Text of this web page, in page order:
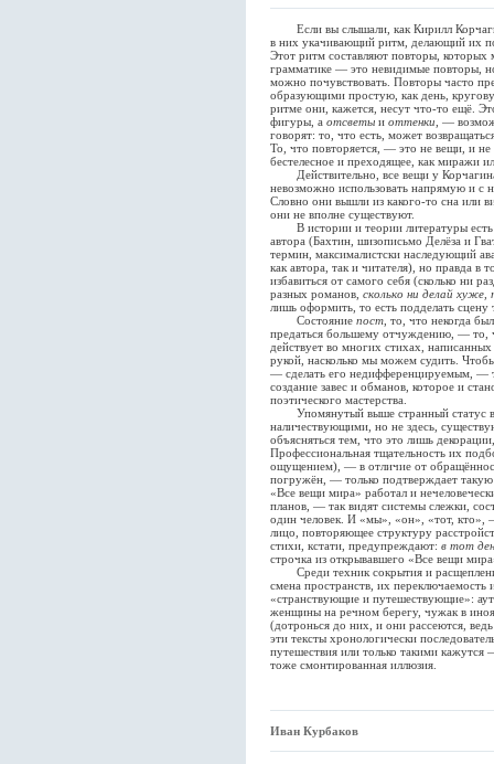
Если вы слышали, как Кирилл
в них укачивающий ритм, делающий их
Этот ритм составляют повторы, которых
грамматике — это невидимые повторы,
можно почувствовать. Повторы часто
образующими простую, как день,
ритме они, кажется, несут что-то ещё.
фигуры, а отсветы и оттенки , —
говорят: то, что есть, может
То, что повторяется, — это не вещи, и
бестелесное и преходящее, как миражи
Действительно, все вещи у
невозможно использовать напрямую и с
Словно они вышли из какого-то сна или
они не вполне существуют.
В истории и теории литературы есть
автора (Бахтин, шизописьмо Делёза и
термин, максималистски наследующий
как автора, так и читателя), но правда в
избавиться от самого себя (сколько ни
разных романов, сколько ни делай
лишь оформить, то есть подделать сцену
Состояние пост , то, что некогда
предаться большему отчуждению, — то,
действует во многих стихах,
рукой, насколько мы можем судить.
— сделать его недифференцируемым, —
создание завес и обманов, которое и
поэтического мастерства.
Упомянутый выше странный статус
наличествующими, но не здесь,
объясняться тем, что это лишь
Профессиональная тщательность их
ощущением), — в отличие от
погружён, — только подтверждает
«Все вещи мира» работал и
планов, — так видят системы слежки,
один человек. И «мы», «он», «тот, кто»,
лицо, повторяющее структуру
стихи, кстати, предупреждают: в тот
строчка из открывавшего «Все вещи
Среди техник сокрытия и
смена пространств, их
«странствующие и путешествующие»:
женщины на речном берегу, чужак в
(дотронься до них, и они рассеются,
эти тексты хронологически
путешествия или только такими
тоже смонтированная иллюзия.
Иван Курбаков